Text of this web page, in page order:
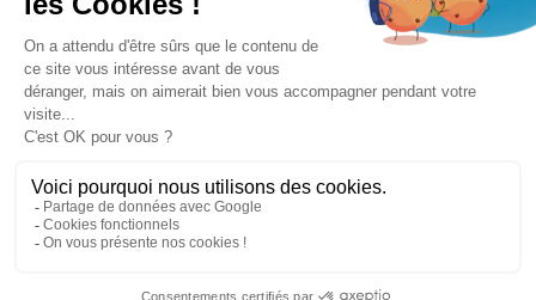
Mentions légales
Conditions générales de ventes
Plateforme de signalement